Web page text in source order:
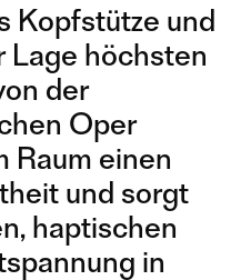
Kopfstütze und
Lage höchsten
der
Oper
Raum einen
und sorgt
haptischen
in